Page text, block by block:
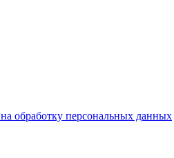
обработку персональных данных